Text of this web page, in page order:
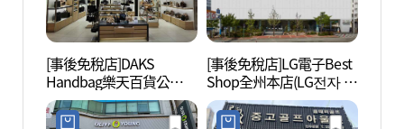
[事後免稅店]DAKS
Handbag樂天百貨公司全
州店(닥스핸드백 롯데백
화점 전주점)
[事後免稅店]LG電子Best
Shop全州本店(LG전자 베
스트샵 전주본점)